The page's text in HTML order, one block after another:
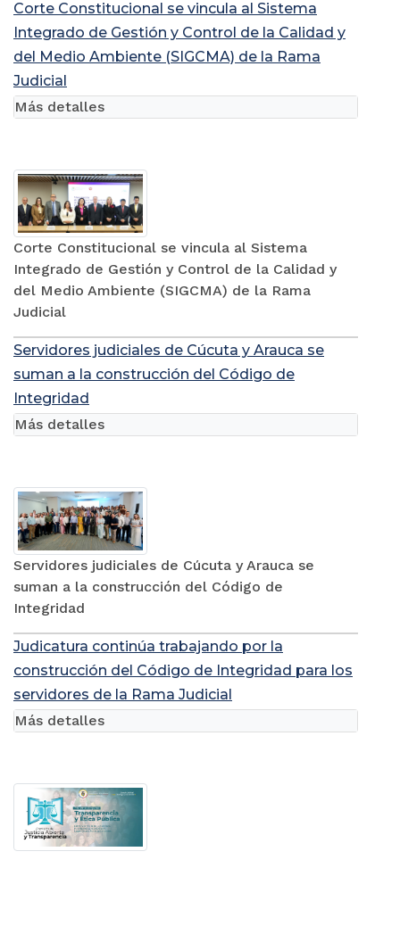
Corte Constitucional se vincula al Sistema
Integrado de Gestión y Control de la Calidad y
del Medio Ambiente (SIGCMA) de la Rama
Judicial
Corte Constitucional se vincula al Sistema
Integrado de Gestión y Control de la Calidad y
del Medio Ambiente (SIGCMA) de la Rama
Judicial
Más detalles
Servidores judiciales de Cúcuta y Arauca se
suman a la construcción del Código de
Integridad
Servidores judiciales de Cúcuta y Arauca se
suman a la construcción del Código de
Integridad
Más detalles
Judicatura continúa trabajando por la
construcción del Código de Integridad para los
servidores de la Rama Judicial
Más detalles